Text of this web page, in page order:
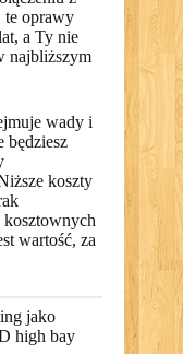
te oprawy
a Ty nie
najbliższym
wady i
będziesz
koszty
wartość, za
jako
high bay